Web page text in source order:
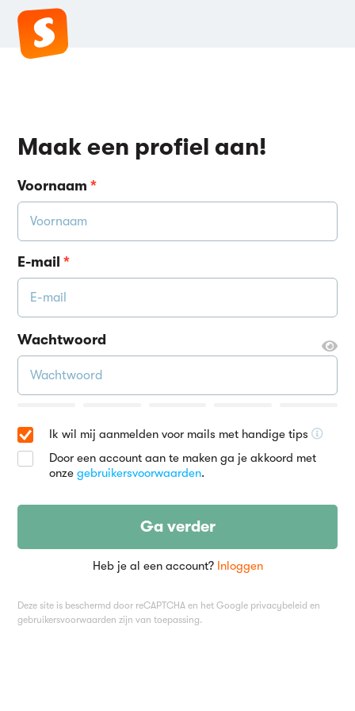
Maak een profiel aan!
Voornaam*
E-mail*
Wachtwoord
Ik wil mij aanmelden voor mails met handige tips
Door een account aan te maken ga je akkoord met
onzegebruikersvoorwaarden.
Deze site is beschermd door reCAPTCHA en het Google privacybeleid en
gebruikersvoorwaarden zijn van toepassing.
Ga verder
Heb je al een account? Inloggen